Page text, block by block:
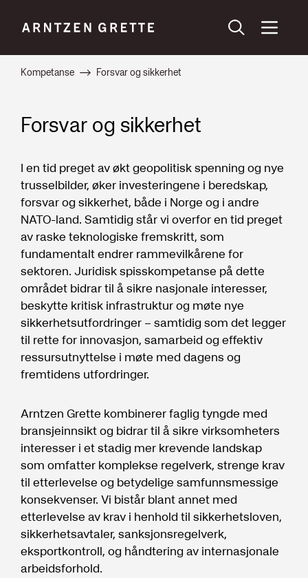
Kompetanse Forsvar og sikkerhet
Forsvar og sikkerhet
I en tid preget av økt geopolitisk spenning og nye
trusselbilder, øker investeringene i beredskap,
forsvar og sikkerhet, både i Norge og i andre
NATO-land. Samtidig står vi overfor en tid preget
av raske teknologiske fremskritt, som
fundamentalt endrer rammevilkårene for
sektoren. Juridisk spisskompetanse på dette
området bidrar til å sikre nasjonale interesser,
beskytte kritisk infrastruktur og møte nye
sikkerhetsutfordringer – samtidig som det legger
til rette for innovasjon, samarbeid og effektiv
ressursutnyttelse i møte med dagens og
fremtidens utfordringer.
Arntzen Grette kombinerer faglig tyngde med
bransjeinnsikt og bidrar til å sikre virksomheters
interesser i et stadig mer krevende landskap
som omfatter komplekse regelverk, strenge krav
til etterlevelse og betydelige samfunnsmessige
konsekvenser. Vi bistår blant annet med
etterlevelse av krav i henhold til sikkerhetsloven,
sikkerhetsavtaler, sanksjonsregelverk,
eksportkontroll, og håndtering av internasjonale
arbeidsforhold.